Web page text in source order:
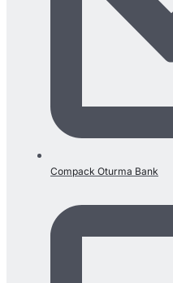
Compack Oturma Bank